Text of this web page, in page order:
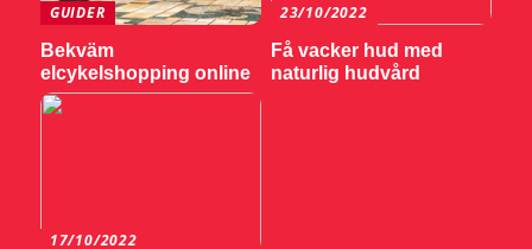
GUIDER
Bekväm
elcykelshopping online
23/10/2022
Få vacker hud med
naturlig hudvård
17/10/2022